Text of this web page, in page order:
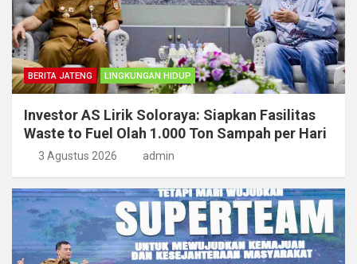
BERITA JATENG LINGKUNGAN HIDUP
Investor AS Lirik Soloraya: Siapkan Fasilitas
Waste to Fuel Olah 1.000 Ton Sampah per Hari
3 Agustus 2026 admin